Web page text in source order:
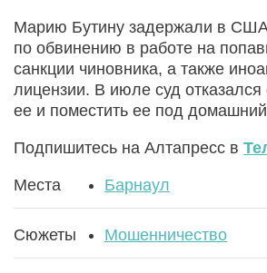
Марию Бутину задержали в
по обвинению в работе на
санкции чиновника, а также
лицензии. В июле суд отказался
ее и поместить ее под домашний
Подпишитесь на Алтапресс в
Места Барнаул
Сюжеты Мошенничество